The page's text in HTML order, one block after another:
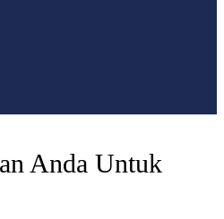
Anda Untuk